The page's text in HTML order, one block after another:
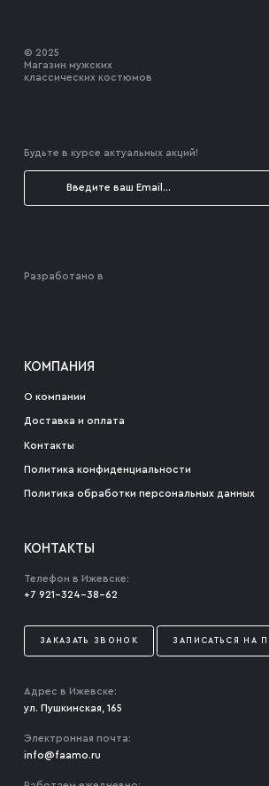
© 2025
Магазин мужских
классических костюмов
Будьте в курсе актуальных акций!
Разработано в
КОМПАНИЯ
О компании
Доставка и оплата
Контакты
Политика конфиденциальности
Политика обработки персональных данных
КОНТАКТЫ
Телефон в Ижевске:
+7 921-324-38-62
ЗАКАЗАТЬ ЗВОНОК ЗАПИСАТЬСЯ НА
Адрес в Ижевске:
ул. Пушкинская, 165
Электронная почта:
info@faamo.ru